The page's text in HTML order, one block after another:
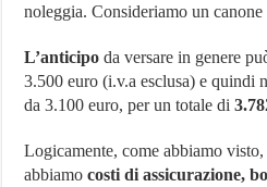
noleggia. Consideriamo un
L’anticipo da versare in genere
3.500 euro (i.v.a esclusa) e quindi
da 3.100 euro, per un totale di
Logicamente, come abbiamo
abbiamocosti di assicurazione,